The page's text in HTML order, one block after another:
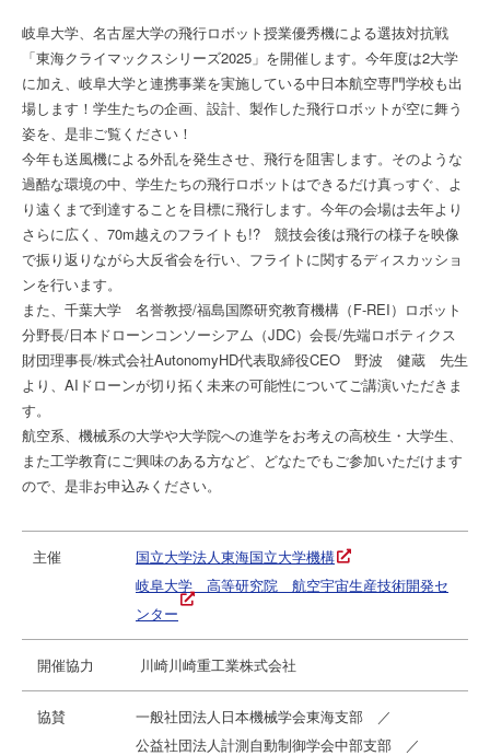
岐阜大学、名古屋大学の飛行ロボット授業優秀機による選抜対抗戦
「東海クライマックスシリーズ2025」を開催します。今年度は2大学
に加え、岐阜大学と連携事業を実施している中日本航空専門学校も出
場します！学生たちの企画、設計、製作した飛行ロボットが空に舞う
姿を、是非ご覧ください！
今年も送風機による外乱を発生させ、飛行を阻害します。そのような
過酷な環境の中、学生たちの飛行ロボットはできるだけ真っすぐ、よ
り遠くまで到達することを目標に飛行します。今年の会場は去年より
さらに広く、70m越えのフライトも!? 競技会後は飛行の様子を映像
で振り返りながら大反省会を行い、フライトに関するディスカッショ
ンを行います。
また、千葉大学 名誉教授/福島国際研究教育機構（F-REI）ロボット
分野長/日本ドローンコンソーシアム（JDC）会長/先端ロボティクス
財団理事長/株式会社AutonomyHD代表取締役CEO 野波 健蔵 先生
より、AIドローンが切り拓く未来の可能性についてご講演いただきま
す。
航空系、機械系の大学や大学院への進学をお考えの高校生・大学生、
また工学教育にご興味のある方など、どなたでもご参加いただけます
ので、是非お申込みください。
主催
国立大学法人東海国立大学機構
岐阜大学 高等研究院 航空宇宙生産技術開発セ
ンター
開催協力 川崎川崎重工業株式会社
協賛
一般社団法人日本機械学会東海支部 ／
公益社団法人計測自動制御学会中部支部 ／